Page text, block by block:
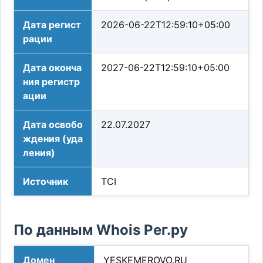
Дата регист
рации
2026-06-22T12:59:10+05:00
Дата оконча
ния регистр
ации
2027-06-22T12:59:10+05:00
Дата освобо
ждения (уда
ления)
22.07.2027
Источник TCI
По данным Whois Рег.ру
Домен YESKEMEROVO.RU